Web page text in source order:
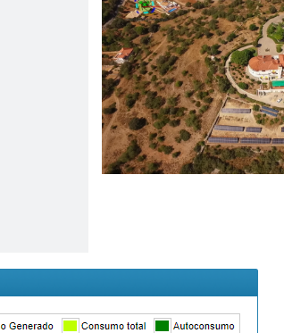
- Eficiência Energética
Projetos de referência